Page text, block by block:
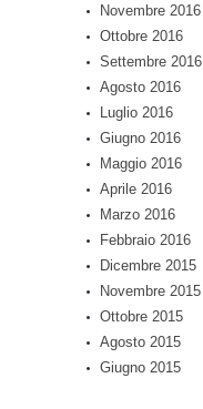
Novembre 2016
Ottobre 2016
Settembre 2016
Agosto 2016
Luglio 2016
Giugno 2016
Maggio 2016
Aprile 2016
Marzo 2016
Febbraio 2016
Dicembre 2015
Novembre 2015
Ottobre 2015
Agosto 2015
Giugno 2015